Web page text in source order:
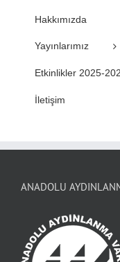
Hakkımızda
Yayınlarımız
Etkinlikler 2025-
İletişim
ANADOLU